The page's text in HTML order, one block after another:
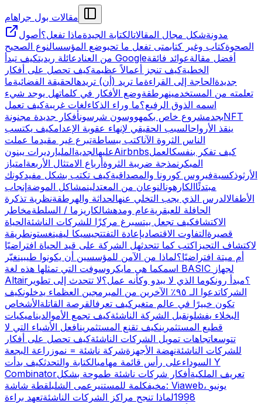
مقالات بول جراهام
مدونةشكل مجال المقالاتالكتابة الجيدةماذا تفعل؟أصول
الصحوةكتاب وغير كتابمتى تفعل ما تحبوضع المؤسسالنوع الصحيح
من العنادعائلة ريديت كيف تبدأ Google أفضل مقالةعوائد فائقة
الخطيةكيف تنجز أعمالاً عظيمةكيف تحصل على أفكار
جديدةالحاجة إلى القراءةما تريد (أن) تريدهالحقيقة الفضائيةما
تعلمته من المستخدمينهرطقةوضع الأفكار في كلماتهل يوجد شيء
اسمه الذوق الرفيع؟ما وراء الذكاءلغات غريبةكيف تعمل
بجدمشروع خاص بكمهووسون شرسونأفكار جديدة مجنونة
NFT
ينقذ الأرواحالسبب الحقيقي لإنهاء عقوبة الإعدامكيف يكتسب
الناس الثروة الآناكتب ببساطةتبرع غير مقيدما عملت
عليهالجديةالمليارديرات يبنون Airbnbs كيف تفكر بنفسكالعمل
المبكر نمذجة ضريبة الثروةأرباع الامتثال الأربعةامتياز
الأرثوذكسيةفيروس كورونا والمصداقيةكيف تكتب بشكل مفيدكونك
مبتدئًاالكارهونالنوعان من المعتدلينمشاكل الموضةإنجاب
الأطفالالدرس الذي يجب التخلي عنهالحداثة والهرطقةنظرية تذكرة
الحافلة للعبقريةعام ومدهشالكاريزما / السلطةمخاطر
الاكتشافكيف تجعل بيتسبرغ مركزًا للشركات الناشئةالحياة
قصيرةالتفاوت الاقتصاديإعادة التفتتجيسيكا ليفينغستونطريقة
لاكتشاف التحيز اكتب كما تتحدثهل الشركة على قيد الحياة افتراضيًا
أم ميتة افتراضيًا؟لماذا من الآمن للمؤسسين أن يكونوا طيبينغيّر
اسمكما هي مايكروسوفت التي تمثلها هذه لغة BASIC لجهاز
Altair؟مبدأ رونكوما الذي لا يبدو وكأنه عمل؟لا تتحدث إلى تطوير
الشركاتدعوا الـ ٩٥٪ الآخرين من المبرمجين العظماء يدخلون
كيف
تكون خبيرًا في عالم متغير كيف تعرفالقرصة القاتلةالأشخاص
البخلاء يفشلونقبل الشركة الناشئةكيف تجمع الأموالديناميكيات
قطيع المستثمرينكيف تقنع المستثمرينافعل الأشياء التي لا
تتوسعاتجاهات تمويل الشركات الناشئةكيف تحصل على أفكار
للشركات الناشئةنهضة الأجهزةشركة ناشئة = نموزراعة البجعة
السوداءعلى رأس قائمة مهاميالكتابة والتحدثكيف بدأت Y
Combinator
تعريف الملكيةأفكار شركات ناشئة طموحة بشكل
مخيفكلمة للمستنير عمى الشلبلقطة شاشة: Viaweb، يونيو
1998لماذا تنجح مراكز الشركات الناشئةتعهد براءة